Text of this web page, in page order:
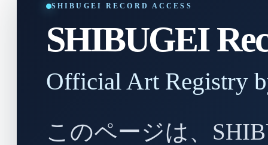
SHIBUGEI RECORD ACCESS
SHIBUGEI
Official Art Registry
このページは、